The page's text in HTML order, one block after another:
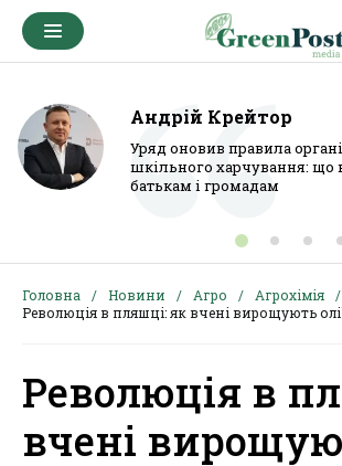
Андрій Крейтор
Уряд оновив правила
шкільного харчування: що
батькам і громадам
Головна Новини Агро
Aгрохімія
Революція в пляшці: як вчені вирощують
Революція в
вчені